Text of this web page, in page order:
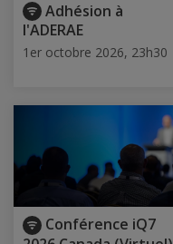
Adhésion à
l'ADERAE
1er octobre 2026, 23h30
Conférence iQ7